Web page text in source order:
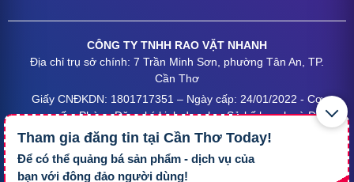
Tham gia đăng tin tạiCần Thơ Today!
Để có thể quảng bá sản phẩm - dịch vụ của
bạn với đông đảo người dùng!
CÔNG TY TNHH RAO VẶT NHANH
Địa chỉ trụ sở chính: 7 Trần Minh Sơn, phường Tân An, TP.
Cần Thơ
Giấy CNĐKDN: 1801717351 – Ngày cấp: 24/01/2022 - Cơ
quan cấp: Phòng Đăng ký kinh doanh – Sở kế hoạch và Đầu
tư TP. Cần Thơ
Liên hệ hỗ trợ
- Hotline: 09190.09290
Điều khoản-Quy chế hoạt động